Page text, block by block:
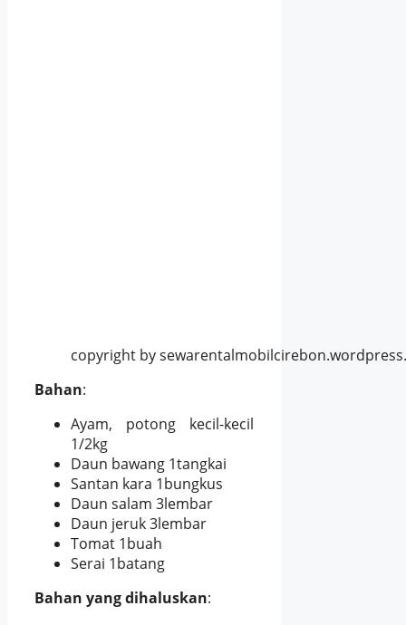
copyright by
Bahan:
Ayam, potong kecil-kecil
1/2kg
Daun bawang 1tangkai
Santan kara 1bungkus
Daun salam 3lembar
Daun jeruk 3lembar
Tomat 1buah
Serai 1batang
Bahan yang dihaluskan: